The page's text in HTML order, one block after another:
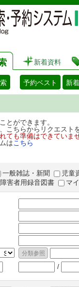
新着資料
予約ベスト 新
とができます。
こちらからリクエス
ても準備はできてい
はこちら
一般雑誌・新聞
児童
障害者用録音図書 マ
/